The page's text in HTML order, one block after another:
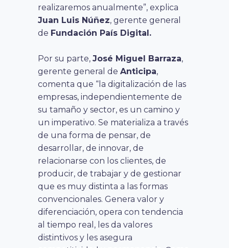
realizaremos anualmente”, explica
Juan Luis Núñez, gerente general
de Fundación País Digital.
Por su parte, José Miguel Barraza,
gerente general de Anticipa,
comenta que “la digitalización de las
empresas, independientemente de
su tamaño y sector, es un camino y
un imperativo. Se materializa a través
de una forma de pensar, de
desarrollar, de innovar, de
relacionarse con los clientes, de
producir, de trabajar y de gestionar
que es muy distinta a las formas
convencionales. Genera valor y
diferenciación, opera con tendencia
al tiempo real, les da valores
distintivos y les asegura